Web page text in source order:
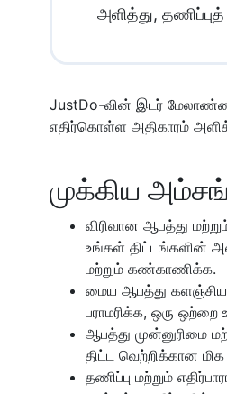
அளித்து,
JustDo-வின் இடர்
எதிர்கொள்ள அதிகாரம்
முக்கிய
விரிவான ஆபத்து
உங்கள் திட்டங்களின்
மற்றும் கண்காணிக்க.
மைய ஆபத்து
பராமரிக்க, ஒரு
ஆபத்து முன்னுரிமை
திட்ட வெற்றிக்கான
தணிப்பு மற்றும்